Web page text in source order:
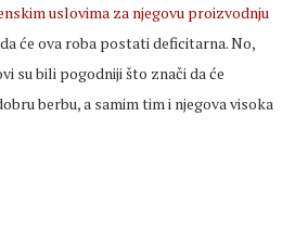
uslovima za njegovu proizvodnju
će ova roba postati deficitarna. No,
su bili pogodniji što znači da će
berbu, a samim tim i njegova visoka